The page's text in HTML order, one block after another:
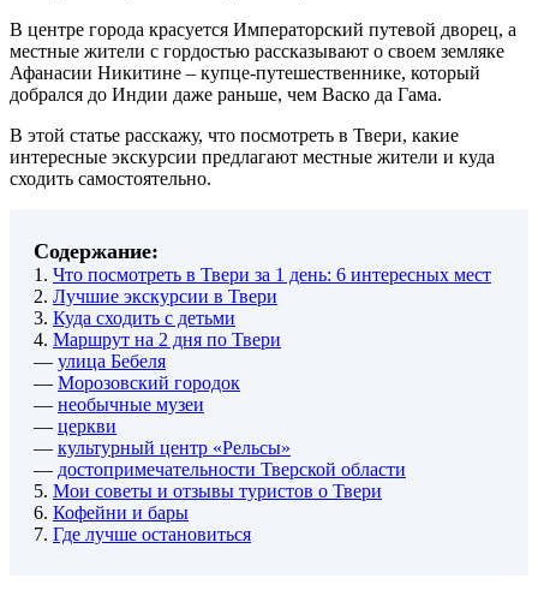
В центре города красуется Императорский путевой дворец, а
местные жители с гордостью рассказывают о своем земляке
Афанасии Никитине – купце-путешественнике, который
добрался до Индии даже раньше, чем Васко да Гама.
В этой статье расскажу, что посмотреть в Твери, какие
интересные экскурсии предлагают местные жители и куда
сходить самостоятельно.
Содержание:
1. Что посмотреть в Твери за 1 день: 6 интересных мест
2. Лучшие экскурсии в Твери
3. Куда сходить с детьми
4. Маршрут на 2 дня по Твери
— улица Бебеля
— Морозовский городок
— необычные музеи
— церкви
— культурный центр «Рельсы»
— достопримечательности Тверской области
5. Мои советы и отзывы туристов о Твери
6. Кофейни и бары
7. Где лучше остановиться